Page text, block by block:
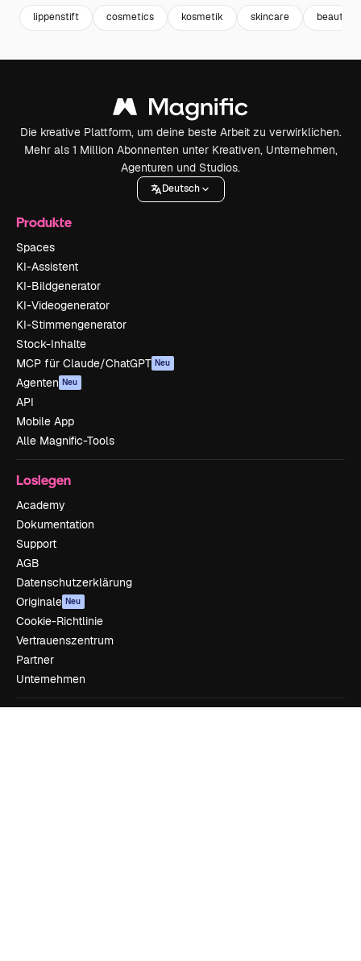
lippenstift cosmetics kosmetik skincare beauty
Die kreative Plattform, um deine beste Arbeit zu verwirklichen.
Mehr als 1 Million Abonnenten unter Kreativen, Unternehmen,
Agenturen und Studios.
Deutsch
Produkte
Spaces
KI-Assistent
KI-Bildgenerator
KI-Videogenerator
KI-Stimmengenerator
Stock-Inhalte
MCP für Claude/ChatGPT Neu
Agenten Neu
API
Mobile App
Alle Magnific-Tools
Loslegen
Academy
Dokumentation
Support
AGB
Datenschutzerklärung
Originale Neu
Cookie-Richtlinie
Vertrauenszentrum
Partner
Unternehmen